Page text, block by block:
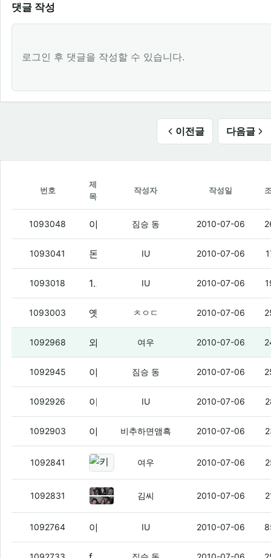
댓글 작성
로그인 후 댓글을 작성할 수 있습니다.
이전글 다음글
번호
제
목
작성자 작성일
1093048 짐승 동 2010-07-06
1093041 (1)
IU 2010-07-06
1093018 13$ 스테레오 블투 하나 사라 (2)
IU 2010-07-06
1093003 (3)
ㅊㅇㄷ 2010-07-06
1092968 (4)
여우 2010-07-06
1092945 짐승 동 2010-07-06
1092926 (2)
IU 2010-07-06
1092903 비추하면앰흑 2010-07-06
1092841 키보드 고장나서 좆구린 노트북 씀..
여우 2010-07-06
1092831 틀린 그림 찾기
김씨 2010-07-06
1092764 IU 2010-07-06